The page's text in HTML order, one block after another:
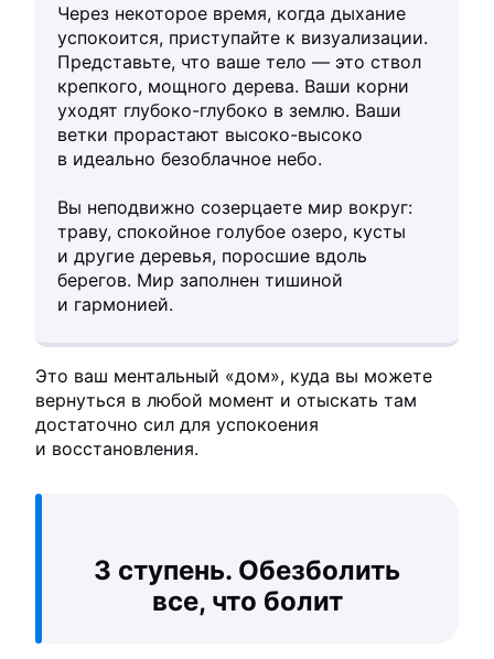
Через некоторое время, когда дыхание
успокоится, приступайте к визуализации.
Представьте, что ваше тело — это ствол
крепкого, мощного дерева. Ваши корни
уходят глубоко-глубоко в землю. Ваши
ветки прорастают высоко-высоко
в идеально безоблачное небо.
Вы неподвижно созерцаете мир вокруг:
траву, спокойное голубое озеро, кусты
и другие деревья, поросшие вдоль
берегов. Мир заполнен тишиной
и гармонией.
Это ваш ментальный «дом», куда вы можете
вернуться в любой момент и отыскать там
достаточно сил для успокоения
и восстановления.
3 ступень. Обезболить
все, что болит